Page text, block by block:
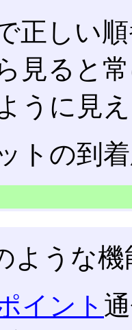
正しい
見ると
うに見
トの到
ような
イント